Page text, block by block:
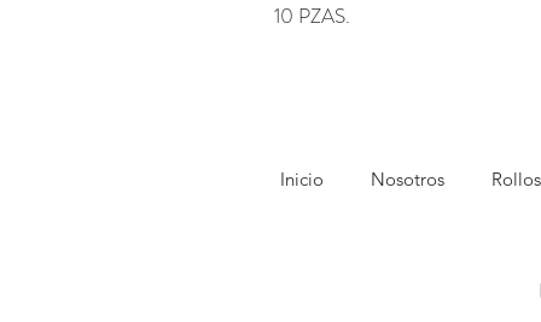
10 PZAS.
Inicio Nosotros Rollos